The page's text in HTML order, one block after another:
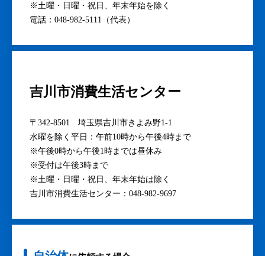
※土曜・日曜・祝日、年末年始を除く
電話：048-982-5111（代表）
吉川市消費生活センター
〒342-8501 埼玉県吉川市きよみ野1-1
水曜を除く平日：午前10時から午後4時まで
※午後0時から午後1時までは昼休み
※受付は午後3時まで
※土曜・日曜・祝日、年末年始は除く
吉川市消費生活センター：048-982-9697